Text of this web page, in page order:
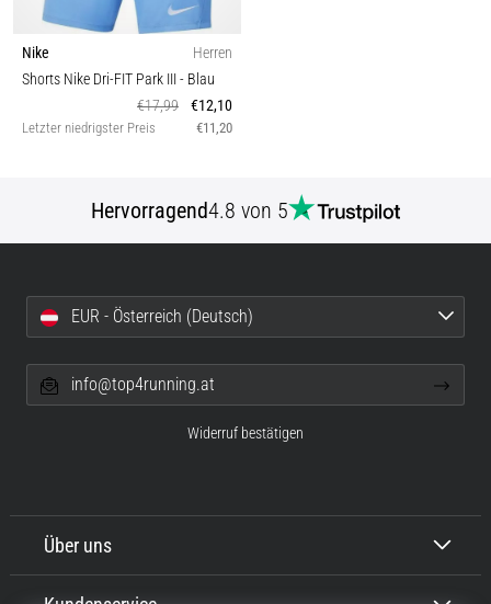
Nike
Herren
Shorts Nike Dri-FIT Park III- Blau
€17,99
€12,10
Letzter niedrigster Preis €11,20
Hervorragend4.8 von 5
Über uns
EUR - Österreich (Deutsch)
info@top4running.at
Widerruf bestätigen